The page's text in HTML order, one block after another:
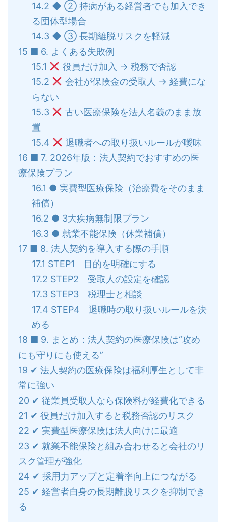
14.2 ◆ ② 持病がある経営者でも加入でき
る団体型場合
14.3 ◆ ③ 長期離脱リスクを軽減
15 ■ 6. よくある失敗例
15.1
役員だけ加入 → 税務で否認
15.2
会社が保険金の受取人 → 経費にな
らない
15.3
古い医療保険を法人名義のまま放
置
15.4
退職者への取り扱いルールが曖昧
16 ■ 7. 2026年版：法人契約でおすすめの医
療保険プラン
16.1 ● 実費型医療保険（治療費をそのまま
補償）
16.2 ● 3大疾病無制限プラン
16.3 ● 就業不能保険（休業補償）
17 ■ 8. 法人契約を導入する際の手順
17.1 STEP1 目的を明確にする
17.2 STEP2 受取人の設定を確認
17.3 STEP3 税理士と相談
17.4 STEP4 退職時の取り扱いルールを決
める
18 ■ 9. まとめ：法人契約の医療保険は“攻め
にも守りにも使える”
19 ✔ 法人契約の医療保険は福利厚生として非
常に強い
20 ✔ 従業員受取人なら保険料が経費化できる
21 ✔ 役員だけ加入すると税務否認のリスク
22 ✔ 実費型医療保険は法人向けに最適
23 ✔ 就業不能保険と組み合わせると会社のリ
スク管理が強化
24 ✔ 採用力アップと定着率向上につながる
25 ✔ 経営者自身の長期離脱リスクを抑制でき
る